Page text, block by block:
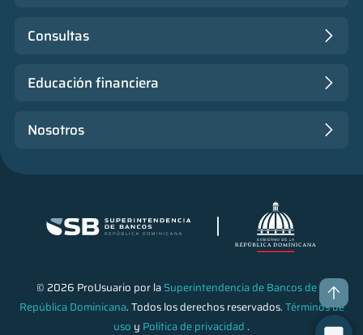
© 2026 ProUsuario por laSuperintendencia de Bancos de la
República Dominicana. Todos los derechos reservados.Términos de
uso y Política de privacidad.
Consultas
Educación financiera
Nosotros